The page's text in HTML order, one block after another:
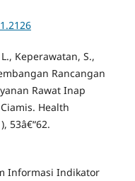
Keperawatan, S.,
Rancangan
Rawat Inap
Health
53â€“62.
Informasi Indikator